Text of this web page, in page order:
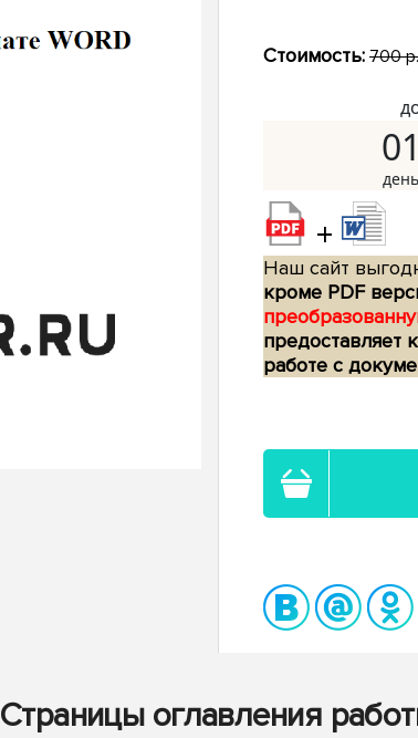
Стоимость: 700
01
+
Наш сайт
кроме PDF
предоставляет
работе с
Страницы оглавления